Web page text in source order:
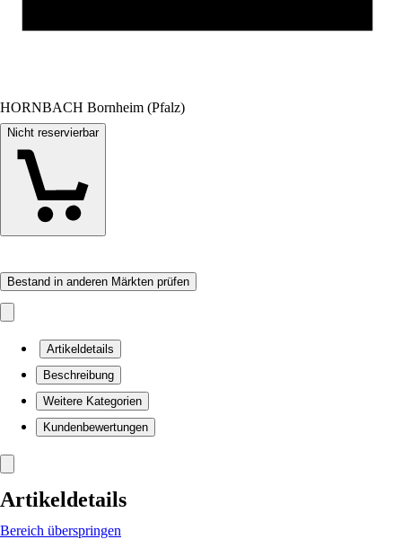
HORNBACH Bornheim (Pfalz)
Nicht reservierbar
Bestand in anderen Märkten prüfen
Artikeldetails
Beschreibung
Weitere Kategorien
Kundenbewertungen
Artikeldetails
Bereich überspringen